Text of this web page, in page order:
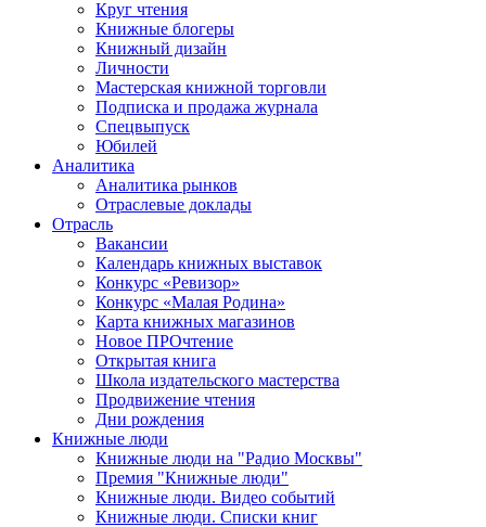
Круг чтения
Книжные блогеры
Книжный дизайн
Личности
Мастерская книжной торговли
Подписка и продажа журнала
Спецвыпуск
Юбилей
Аналитика
Аналитика рынков
Отраслевые доклады
Отрасль
Вакансии
Календарь книжных выставок
Конкурс «Ревизор»
Конкурс «Малая Родина»
Карта книжных магазинов
Новое ПРОчтение
Открытая книга
Школа издательского мастерства
Продвижение чтения
Дни рождения
Книжные люди
Книжные люди на "Радио Москвы"
Премия "Книжные люди"
Книжные люди. Видео событий
Книжные люди. Списки книг